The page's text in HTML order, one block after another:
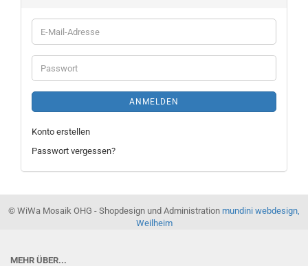
E-
Mail-
Adresse
Passwort
ANMELDEN
Konto erstellen
Passwort vergessen?
© WiWa Mosaik OHG - Shopdesign und Administration mundini webdesign,
Weilheim
MEHR ÜBER...